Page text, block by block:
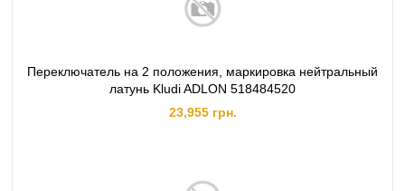
Переключатель на 2 положения, маркировка нейтральный
латунь Kludi ADLON 518484520
23,955 грн.